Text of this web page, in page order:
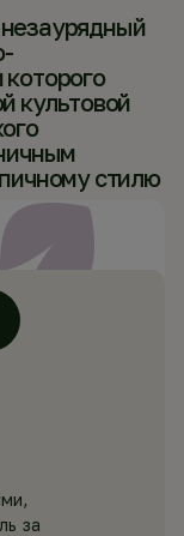
культовой
стилю
за